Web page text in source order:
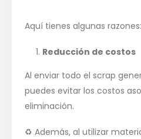
Aquí tienes algunas razones:
Reducción de costos
Al enviar todo el scrap
puedes evitar los costos
eliminación.
♻️ Además, al utilizar